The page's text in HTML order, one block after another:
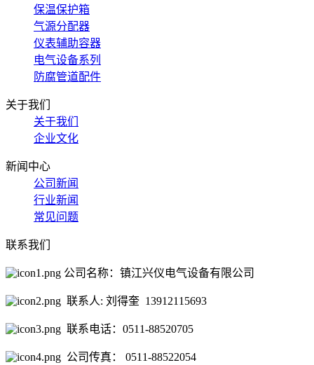
保温保护箱
气源分配器
仪表辅助容器
电气设备系列
防腐管道配件
关于我们
关于我们
企业文化
新闻中心
公司新闻
行业新闻
常见问题
联系我们
公司名称：镇江兴仪电气设备有限公司
联系人: 刘得奎 13912115693
联系电话：0511-88520705
公司传真： 0511-88522054